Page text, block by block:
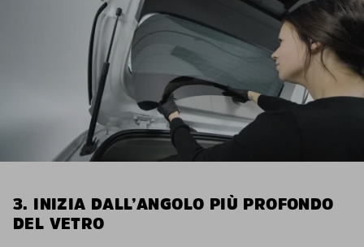
3. INIZIA DALL’ANGOLO PIÙ PROFONDO
DEL VETRO